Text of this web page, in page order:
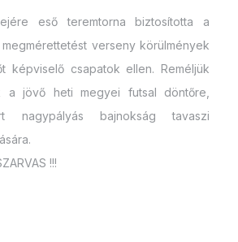
eső teremtorna biztosította a
verseny körülmények
képviselő csapatok ellen. Reméljük
a jövő heti megyei futsal döntőre,
nagypályás bajnokság tavaszi
!!!